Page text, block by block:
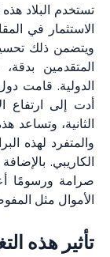
هذه الرسوم
الأول
عملية
مما يعزز
دول الاتحاد
الأسعار نتيجة
هذه الرسوم
البرامج، كما
إلى ذلك،
أعلى لضمان
الأوروبية.
التغييرات